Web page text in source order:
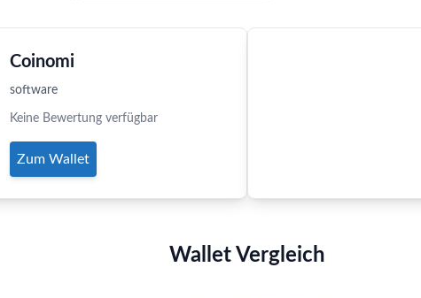
Coinomi
software
Keine Bewertung verfügbar
Zum Wallet
Wallet Vergleich